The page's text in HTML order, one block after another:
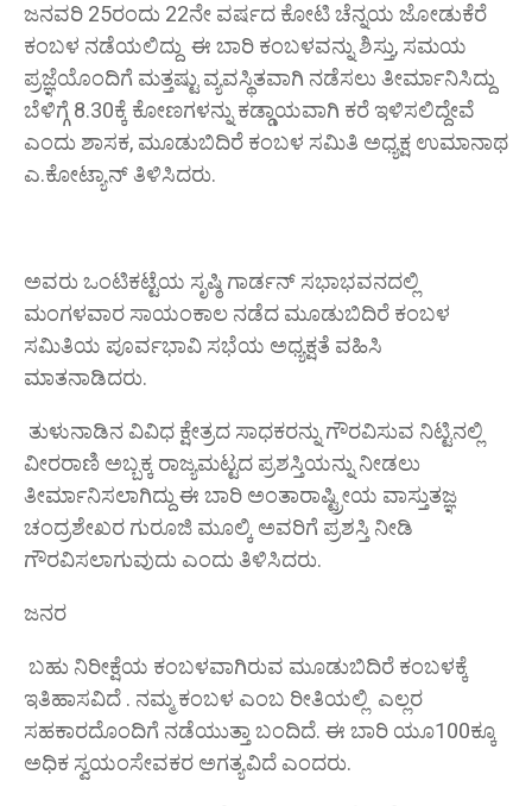
ಜನವರಿ 25ರಂದು 22ನೇ ವರ್ಷದ ಕೋಟಿ ಚೆನ್ನಯ ಜೋಡುಕೆರೆ
ಕಂಬಳ ನಡೆಯಲಿದ್ದು ಈ ಬಾರಿ ಕಂಬಳವನ್ನು ಶಿಸ್ತು, ಸಮಯ
ಪ್ರಜ್ಞೆಯೊಂದಿಗೆ ಮತ್ತಷ್ಟು ವ್ಯವಸ್ಥಿತವಾಗಿ ನಡೆಸಲು ತೀರ್ಮಾನಿಸಿದ್ದು
ಬೆಳಿಗ್ಗೆ 8.30ಕ್ಕೆ ಕೋಣಗಳನ್ನು ಕಡ್ಡಾಯವಾಗಿ ಕರೆ ಇಳಿಸಲಿದ್ದೇವೆ
ಎಂದು ಶಾಸಕ, ಮೂಡುಬಿದಿರೆ ಕಂಬಳ ಸಮಿತಿ ಅಧ್ಯಕ್ಷ ಉಮಾನಾಥ
ಎ.ಕೋಟ್ಯಾನ್ ತಿಳಿಸಿದರು.
ಅವರು ಒಂಟಿಕಟ್ಟೆಯ ಸೃಷ್ಠಿ ಗಾರ್ಡನ್ ಸಭಾಭವನದಲ್ಲಿ
ಮಂಗಳವಾರ ಸಾಯಂಕಾಲ ನಡೆದ ಮೂಡುಬಿದಿರೆ ಕಂಬಳ
ಸಮಿತಿಯ ಪೂರ್ವಭಾವಿ ಸಭೆಯ ಅಧ್ಯಕ್ಷತೆ ವಹಿಸಿ
ಮಾತನಾಡಿದರು.
ತುಳುನಾಡಿನ ವಿವಿಧ ಕ್ಷೇತ್ರದ ಸಾಧಕರನ್ನು ಗೌರವಿಸುವ ನಿಟ್ಟಿನಲ್ಲಿ
ವೀರರಾಣಿ ಅಬ್ಬಕ್ಕ ರಾಜ್ಯಮಟ್ಟದ ಪ್ರಶಸ್ತಿಯನ್ನು ನೀಡಲು
ತೀರ್ಮಾನಿಸಲಾಗಿದ್ದು ಈ ಬಾರಿ ಅಂತಾರಾಷ್ಟ್ರೀಯ ವಾಸ್ತುತಜ್ಞ
ಚಂದ್ರಶೇಖರ ಗುರೂಜಿ ಮೂಲ್ಕಿ ಅವರಿಗೆ ಪ್ರಶಸ್ತಿ ನೀಡಿ
ಗೌರವಿಸಲಾಗುವುದು ಎಂದು ತಿಳಿಸಿದರು.
ಜನರ
ಬಹು ನಿರೀಕ್ಷೆಯ ಕಂಬಳವಾಗಿರುವ ಮೂಡುಬಿದಿರೆ ಕಂಬಳಕ್ಕೆ
ಇತಿಹಾಸವಿದೆ . ನಮ್ಮ ಕಂಬಳ ಎಂಬ ರೀತಿಯಲ್ಲಿ ಎಲ್ಲರ
ಸಹಕಾರದೊಂದಿಗೆ ನಡೆಯುತ್ತಾ ಬಂದಿದೆ. ಈ ಬಾರಿ ಯೂ100ಕ್ಕೂ
ಅಧಿಕ ಸ್ವಯಂಸೇವಕರ ಅಗತ್ಯವಿದೆ ಎಂದರು.